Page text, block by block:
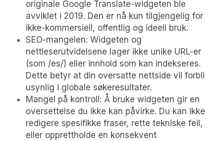
originale Google Translate-widgeten ble
avviklet i 2019. Den er nå kun tilgjengelig for
ikke-kommersiell, offentlig og ideell bruk.
SEO-mangelen: Widgeten og
nettleserutvidelsene lager ikke unike URL-er
(som /es/) eller innhold som kan indekseres.
Dette betyr at din oversatte nettside vil forbli
usynlig i globale søkeresultater.
Mangel på kontroll: Å bruke widgeten gir en
oversettelse du ikke kan påvirke. Du kan ikke
redigere spesifikke fraser, rette tekniske feil,
eller opprettholde en konsekvent